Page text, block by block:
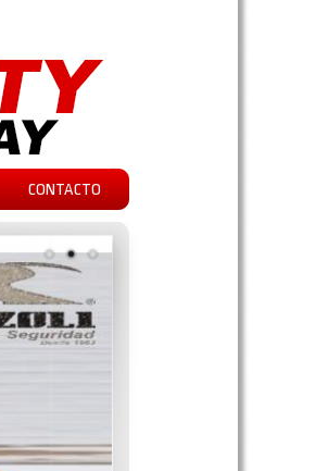
CONTACTO